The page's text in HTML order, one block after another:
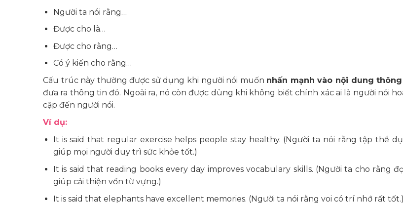
Người ta nói rằng…
Được cho là…
Được cho rằng…
Có ý kiến cho rằng…
Cấu trúc này thường được sử dụng khi người nói muốn nhấn mạnh vào nội dung
đưa ra thông tin đó. Ngoài ra, nó còn được dùng khi không biết chính xác ai là người nói
cập đến người nói.
Ví dụ:
It is said that regular exercise helps people stay healthy. (Người ta nói rằng tập thể
giúp mọi người duy trì sức khỏe tốt.)
It is said that reading books every day improves vocabulary skills. (Người ta cho rằng
giúp cải thiện vốn từ vựng.)
It is said that elephants have excellent memories. (Người ta nói rằng voi có trí nhớ rất tốt.)